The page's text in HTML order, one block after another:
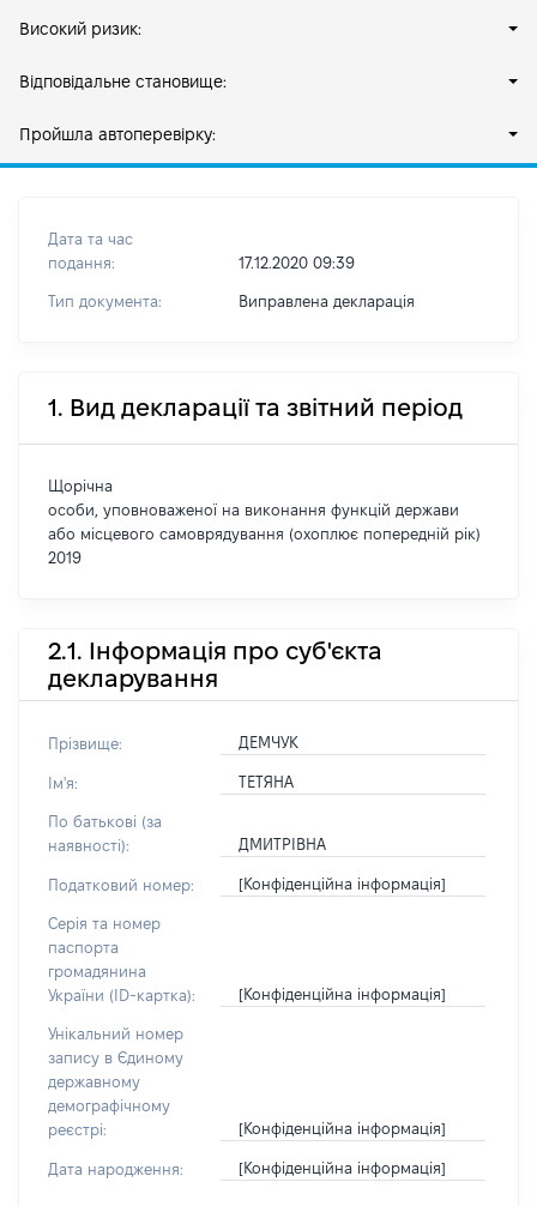
Високий ризик:
Відповідальне становище:
Пройшла автоперевірку:
Дата та час
подання:
17.12.2020 09:39
Тип документа: Виправлена декларація
1. Вид декларації та звітний період
Щорічна
особи, уповноваженої на виконання функцій держави
або місцевого самоврядування (охоплює попередній рік)
2019
2.1. Інформація про суб'єкта
декларування
Прізвище: ДЕМЧУК
Ім'я: ТЕТЯНА
По батькові (за
наявності):
ДМИТРІВНА
Податковий номер: [Конфіденційна інформація]
Серія та номер
паспорта
громадянина
України (ID-картка):
[Конфіденційна інформація]
Унікальний номер
запису в Єдиному
державному
демографічному
реєстрі:
[Конфіденційна інформація]
Дата народження: [Конфіденційна інформація]